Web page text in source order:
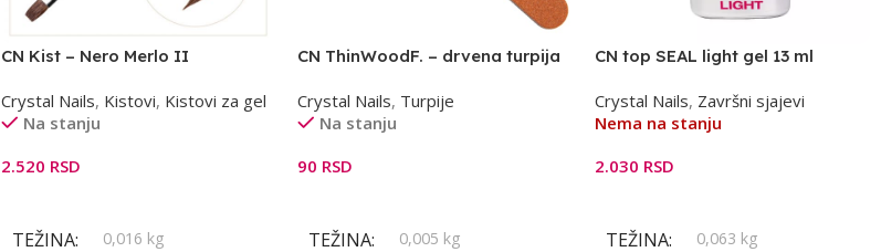
CN Kist – Nero Merlo II
Crystal Nails, Kistovi, Kistovi za gel
Na stanju
2.520 RSD
TEŽINA 0,016 kg
CN ThinWoodF. – drvena turpija
Crystal Nails, Turpije
Na stanju
90 RSD
TEŽINA 0,005 kg
CN top SEAL light gel 13 ml
Crystal Nails, Završni sjajevi
Nema na stanju
2.030 RSD
TEŽINA 0,063 kg